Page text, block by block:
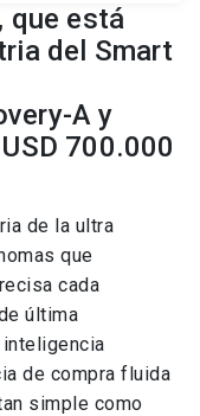
que está
del Smart
A y
700.000
de la ultra
que
cada
última
de compra fluida
simple como